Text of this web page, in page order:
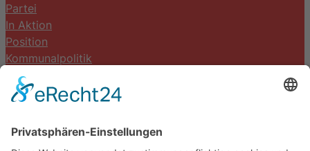
Partei
In Aktion
Position
Kommunalpolitik
Termine
DIE LINKE. Schwalm-Eder